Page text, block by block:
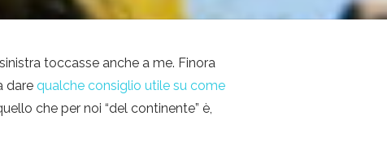
toccasse anche a me. Finora
darequalche consiglio utile su come
che per noi “del continente” è,